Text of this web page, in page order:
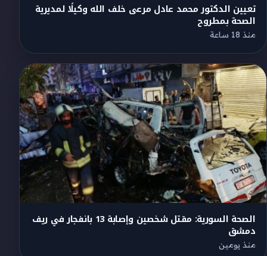
تعيين الدكتور محمد عادل مرعى خلف الله وكيلًا لمديرية
الصحة بمطروح
منذ 18 ساعة
الصحة السورية: مقتل شخصين وإصابة 13 بانفجار في ريف
دمشق
منذ يومين